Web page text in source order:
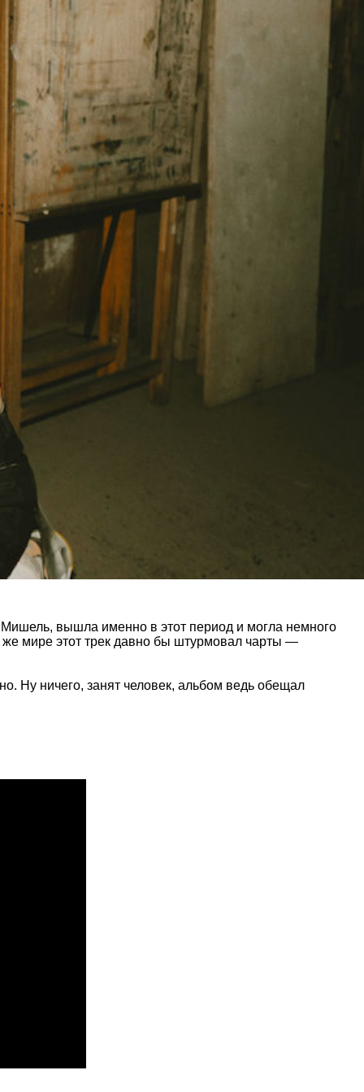
вышла именно в этот период и могла немного
мире этот трек давно бы штурмовал чарты —
Ну ничего, занят человек, альбом ведь обещал